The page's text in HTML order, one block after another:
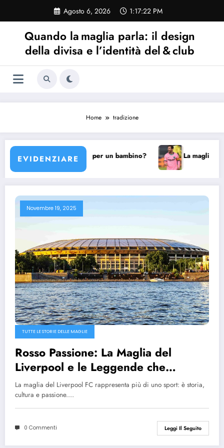
contenuto
Agosto 6, 2026 1:17:22 PM
Quando la maglia parla: il design
della divisa e l’identità del & club
Home tradizione
EVIDENZIARE
Barcellona scegliere per un bambino? La maglia
Novembre 19, 2025
TUTTE LE STORIE DELLE MAGLIE
Rosso Passione: La Maglia del
Liverpool e le Leggende che
l’Hanno Indossata
La maglia del Liverpool FC rappresenta più di uno sport: è storia,
cultura e passione.…
0 Commenti Leggi Il Seguito